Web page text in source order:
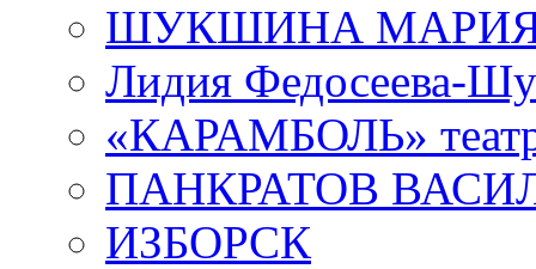
ШУКШИНА
Лидия Федосеева-
«КАРАМБОЛЬ»
ПАНКРАТОВ
ИЗБОРСК